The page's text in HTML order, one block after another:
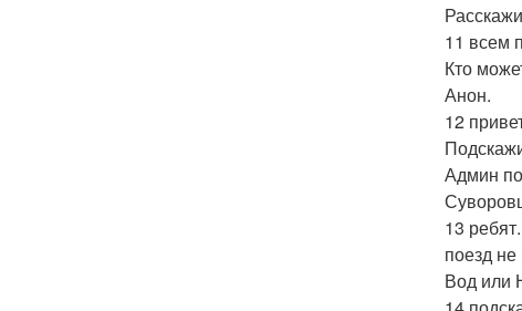
11 всем
Кто
Анон.
12
Админ
13
поезд
Вод или